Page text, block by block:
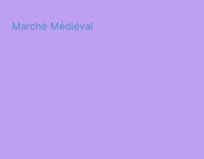
Marché Médiéval